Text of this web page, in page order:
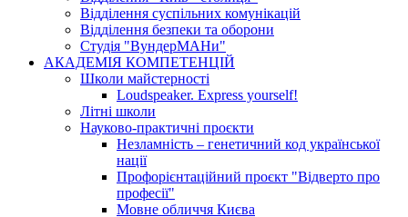
Відділення суспільних комунікацій
Відділення безпеки та оборони
Студія "ВундерМАНи"
АКАДЕМІЯ КОМПЕТЕНЦІЙ
Школи майстерності
Loudspeaker. Express yourself!
Літні школи
Науково-практичні проєкти
Незламність – генетичний код української
нації
Профорієнтаційний проєкт "Відверто про
професії"
Мовне обличчя Києва